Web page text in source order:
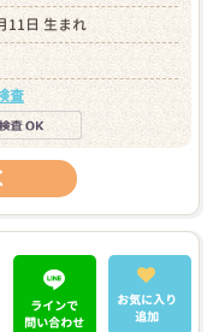
11日 生まれ
査
ラインで
問い合わせ
お気に入り
追加